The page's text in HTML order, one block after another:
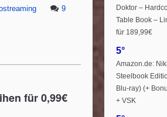
9
für 0,99€
Doktor –
Table Book –
für 189,99€
5°
Amazon.de:
Steelbook
Blu-ray) (+
+ VSK